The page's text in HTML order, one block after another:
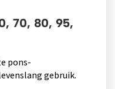
70, 80, 95,
pons-
gebruik.